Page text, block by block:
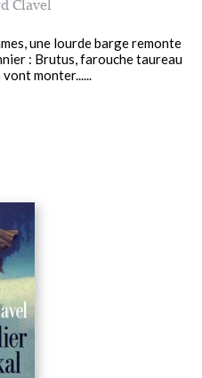
Clavel
une lourde barge remonte
: Brutus, farouche taureau
monter......